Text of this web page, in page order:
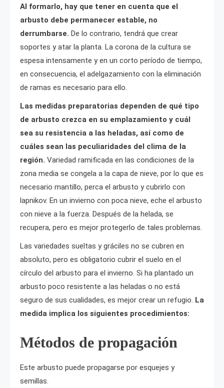
Al formarlo, hay que tener en cuenta que el
arbusto debe permanecer estable, no
derrumbarse. De lo contrario, tendrá que crear
soportes y atar la planta. La corona de la cultura se
espesa intensamente y en un corto período de tiempo,
en consecuencia, el adelgazamiento con la eliminación
de ramas es necesario para ello.
Las medidas preparatorias dependen de qué tipo
de arbusto crezca en su emplazamiento y cuál
sea su resistencia a las heladas, así como de
cuáles sean las peculiaridades del clima de la
región. Variedad ramificada en las condiciones de la
zona media se congela a la capa de nieve, por lo que es
necesario mantillo, perca el arbusto y cubrirlo con
lapnikov. En un invierno con poca nieve, eche el arbusto
con nieve a la fuerza. Después de la helada, se
recupera, pero es mejor protegerlo de tales problemas.
Las variedades sueltas y gráciles no se cubren en
absoluto, pero es obligatorio cubrir el suelo en el
círculo del arbusto para el invierno. Si ha plantado un
arbusto poco resistente a las heladas o no está
seguro de sus cualidades, es mejor crear un refugio. La
medida implica los siguientes procedimientos:
Métodos de propagación
Este arbusto puede propagarse por esquejes y
semillas.